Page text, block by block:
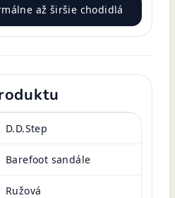
až širšie chodidlá
D.D.Step
Barefoot sandále
Ružová